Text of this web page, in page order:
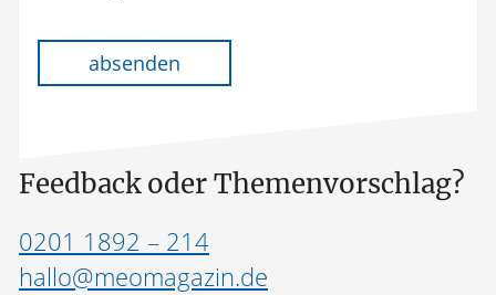
absenden
Feedback oder Themenvorschlag?
0201 1892 – 214
hallo@meomagazin.de